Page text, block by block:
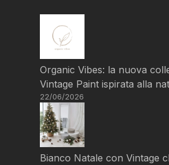
Organic Vibes: la nuova
Vintage Paint ispirata alla
22/06/2026
Bianco Natale con Vintage